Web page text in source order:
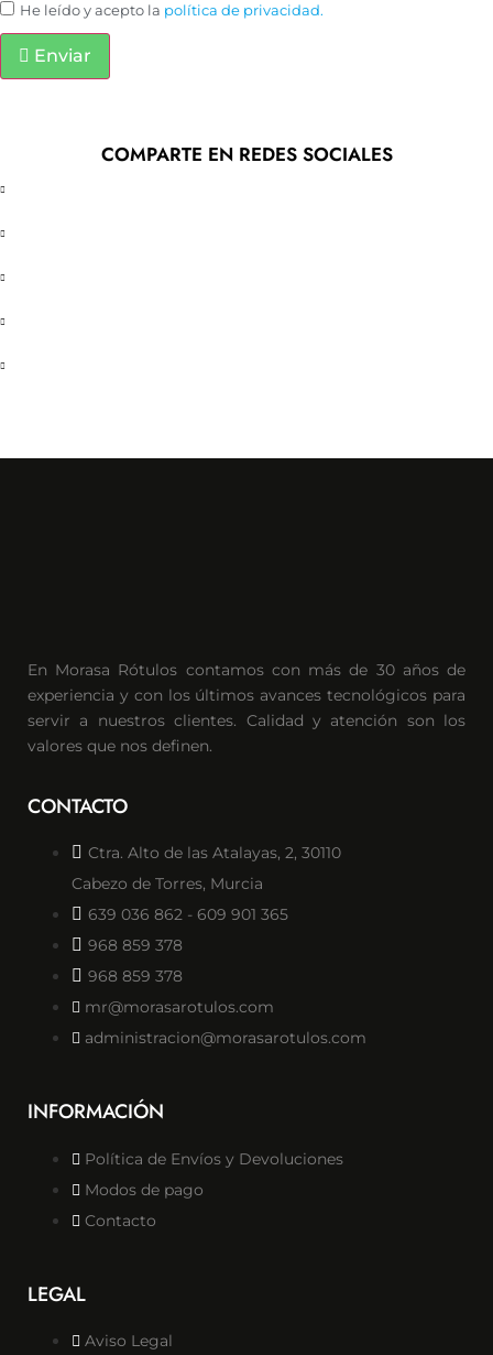
He leído y acepto la política de privacidad.
Enviar
COMPARTE EN REDES SOCIALES
En Morasa Rótulos contamos con más de 30 años de
experiencia y con los últimos avances tecnológicos para
servir a nuestros clientes. Calidad y atención son los
valores que nos definen.
CONTACTO
Ctra. Alto de las Atalayas, 2, 30110
Cabezo de Torres, Murcia
639 036 862 - 609 901 365
968 859 378
968 859 378
mr@morasarotulos.com
administracion@morasarotulos.com
INFORMACIÓN
Política de Envíos y Devoluciones
Modos de pago
Contacto
LEGAL
Aviso Legal